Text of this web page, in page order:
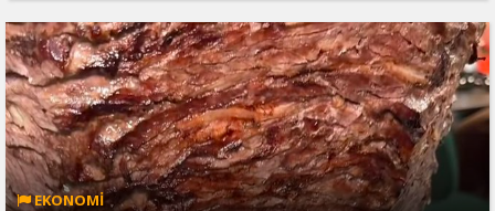
bist color-
EKONOMİ